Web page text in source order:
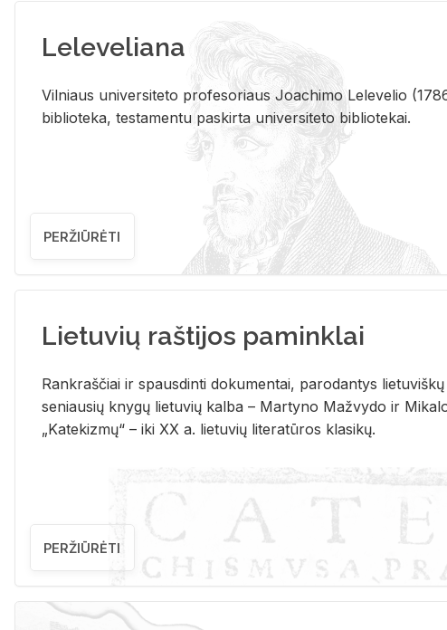
Leleveliana
Vil­niaus uni­ver­si­te­to pro­fe­so­riaus Jo­a­chi­mo Le­le­ve­lio
bi­b­lio­te­ka, te­sta­men­tu pa­skir­ta uni­ver­si­te­to bi­b­lio­te­kai.
PERŽIŪRĖTI
Lietuvių raštijos paminklai
Rank­raš­čiai ir spaus­din­ti do­ku­men­tai, pa­ro­dan­tys
se­niau­sių kny­gų lie­tu­vių kal­ba – Mar­ty­no Ma­žvy­do ir
„Ka­te­kiz­mų“ – iki XX a. lie­tu­vių li­te­ra­tū­ros kla­si­kų.
PERŽIŪRĖTI